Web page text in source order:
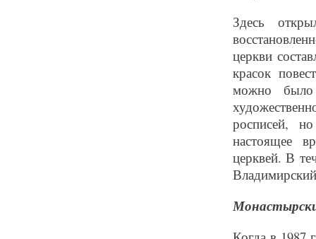
Здесь
церкви
красок
можно было
росписей,
настоящее
церквей. В